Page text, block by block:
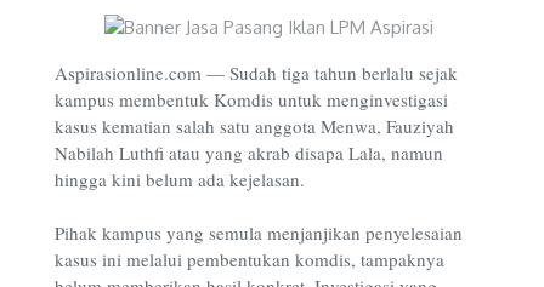
Aspirasionline.com — Sudah tiga tahun berlalu sejak
kampus membentuk Komdis untuk menginvestigasi
kasus kematian salah satu anggota Menwa, Fauziyah
Nabilah Luthfi atau yang akrab disapa Lala, namun
hingga kini belum ada kejelasan.
Pihak kampus yang semula menjanjikan penyelesaian
kasus ini melalui pembentukan komdis, tampaknya